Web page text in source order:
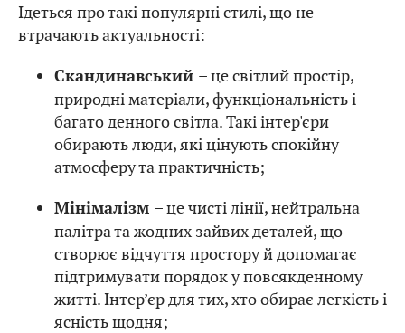
Ідеться про такі популярні стилі, що не
втрачають актуальності:
Скандинавський – це світлий простір,
природні матеріали, функціональність і
багато денного світла. Такі інтер'єри
обирають люди, які цінують спокійну
атмосферу та практичність;
Мінімалізм – це чисті лінії, нейтральна
палітра та жодних зайвих деталей, що
створює відчуття простору й допомагає
підтримувати порядок у повсякденному
житті. Інтер’єр для тих, хто обирає легкість і
ясність щодня;